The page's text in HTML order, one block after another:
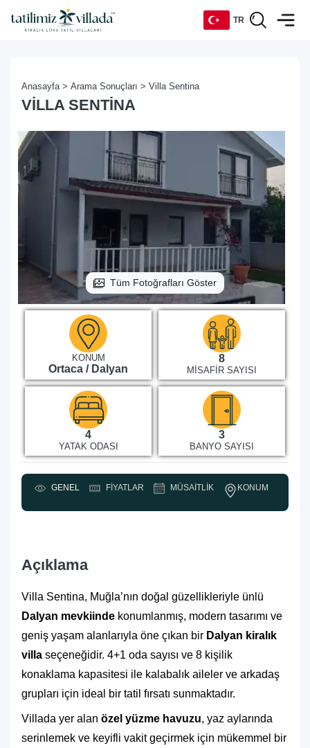
TR
RU
Anasayfa > Arama Sonuçları > Villa Sentina
VILLA SENTINA
Tüm Fotoğrafları Göster
KONUM
Ortaca / Dalyan
8
MISAFIR SAYISI
4
YATAK ODASI
3
BANYO SAYISI
GENEL FIYATLAR MÜSAITLIK KONUM
Açıklama
Villa Sentina, Muğla’nın doğal güzellikleriyle ünlü
Dalyan mevkiinde konumlanmış, modern tasarımı ve
geniş yaşam alanlarıyla öne çıkan bir Dalyan kiralık
villa seçeneğidir. 4+1 oda sayısı ve 8 kişilik
konaklama kapasitesi ile kalabalık aileler ve arkadaş
grupları için ideal bir tatil fırsatı sunmaktadır.
Villada yer alan özel yüzme havuzu, yaz aylarında
serinlemek ve keyifli vakit geçirmek için mükemmel bir